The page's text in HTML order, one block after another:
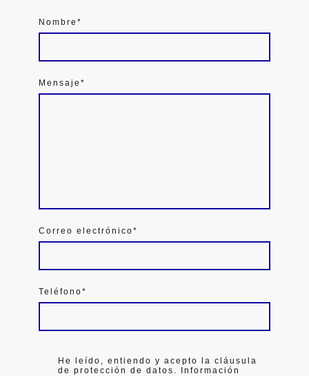
Nombre *
Mensaje *
Correo electrónico*
Teléfono*
He leído, entiendo y acepto la cláusula
de protección de datos. Información